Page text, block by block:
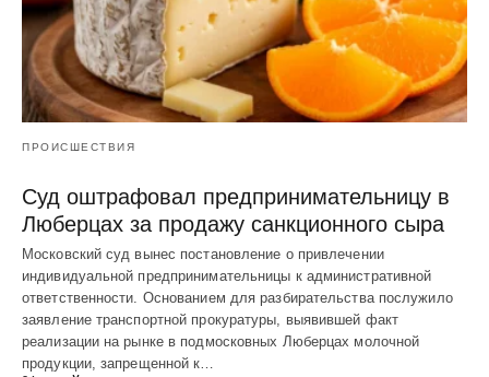
ПРОИСШЕСТВИЯ
Суд оштрафовал предпринимательницу в
Люберцах за продажу санкционного сыра
Московский суд вынес постановление о привлечении
индивидуальной предпринимательницы к административной
ответственности. Основанием для разбирательства послужило
заявление транспортной прокуратуры, выявившей факт
реализации на рынке в подмосковных Люберцах молочной
продукции, запрещенной к…